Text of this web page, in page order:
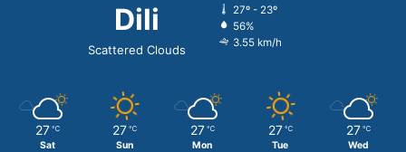
Dili
Scattered Clouds
27º - 23º
56%
3.55 km/h
27 ℃
Sat
27 ℃
Sun
27 ℃
Mon
27 ℃
Tue
27 ℃
Wed